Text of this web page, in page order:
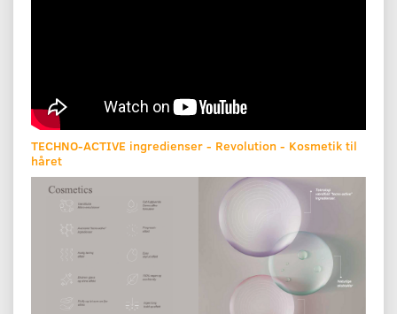
TECHNO-ACTIVE ingredienser - Revolution - Kosmetik til
håret